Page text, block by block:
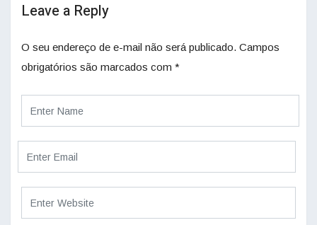
Leave a Reply
O seu endereço de e-mail não será publicado. Campos
obrigatórios são marcados com *